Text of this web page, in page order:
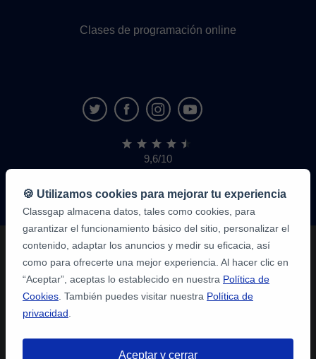
Clases de programación online
9,6/10
1.339.284
de
alumnos
🍪 Utilizamos cookies para mejorar tu experiencia
Classgap almacena datos, tales como cookies, para
garantizar el funcionamiento básico del sitio, personalizar el
contenido, adaptar los anuncios y medir su eficacia, así
como para ofrecerte una mejor experiencia. Al hacer clic en
“Aceptar”, aceptas lo establecido en nuestra Política de
Cookies . También puedes visitar nuestra Política de
privacidad
Aceptar y cerrar